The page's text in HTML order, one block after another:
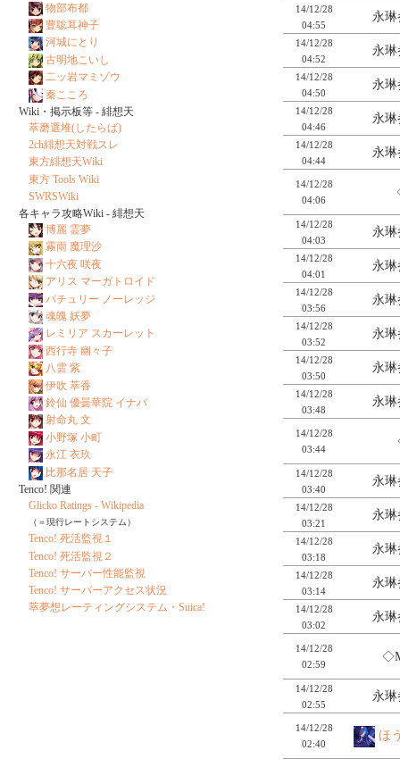
14/12/28
04:55
永
14/12/28
04:52
永
14/12/28
04:50
永
14/12/28
04:46
永
14/12/28
04:44
永
14/12/28
04:06
14/12/28
04:03
永
14/12/28
04:01
永
14/12/28
03:56
永
14/12/28
03:52
永
14/12/28
03:50
永
14/12/28
03:48
永
14/12/28
03:44
14/12/28
03:40
永
14/12/28
03:21
永
14/12/28
03:18
永
14/12/28
03:14
永
14/12/28
03:02
永
14/12/28
02:59
14/12/28
02:55
永
14/12/28
02:40
ほ
物部布都
豊聡耳神子
河城にとり
古明地こいし
二ッ岩マミゾウ
秦こころ
Wiki・掲示板等 - 緋想天
萃磨選堆(したらば)
2ch緋想天対戦スレ
東方緋想天Wiki
東方 Tools Wiki
SWRSWiki
各キャラ攻略Wiki - 緋想天
博麗 霊夢
霧雨 魔理沙
十六夜 咲夜
アリス マーガトロイド
パチュリー ノーレッジ
魂魄 妖夢
レミリア スカーレット
西行寺 幽々子
八雲 紫
伊吹 萃香
鈴仙 優曇華院 イナバ
射命丸 文
小野塚 小町
永江 衣玖
比那名居 天子
Tenco! 関連
Glicko Ratings - Wikipedia
（＝現行レートシステム）
Tenco! 死活監視１
Tenco! 死活監視２
Tenco! サーバー性能監視
Tenco! サーバーアクセス状況
萃夢想レーティングシステム・Suica!